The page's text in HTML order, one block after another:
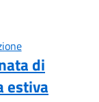
di
estiva